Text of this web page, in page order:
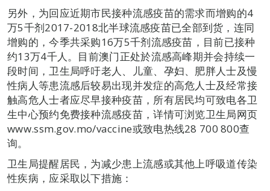
另外，为回应近期市民接种流感疫苗的需求而增购的4
万5千剂2017-2018北半球流感疫苗已全部到货，连同
增购的，今季共采购16万5千剂流感疫苗，目前已接种
约13万4千人。目前澳门正处於流感高峰期并会持续一
段时间，卫生局呼吁老人、儿童、孕妇、肥胖人士及慢
性病人等患流感后较易出现并发症的高危人士及经常接
触高危人士者应尽早接种疫苗，所有居民均可致电各卫
生中心预约免费接种流感疫苗，详情可浏览卫生局网页
www.ssm.gov.mo/vaccine或致电热线28 700 800查
询。
卫生局提醒居民，为减少患上流感或其他上呼吸道传染
性疾病，应采取以下措施：